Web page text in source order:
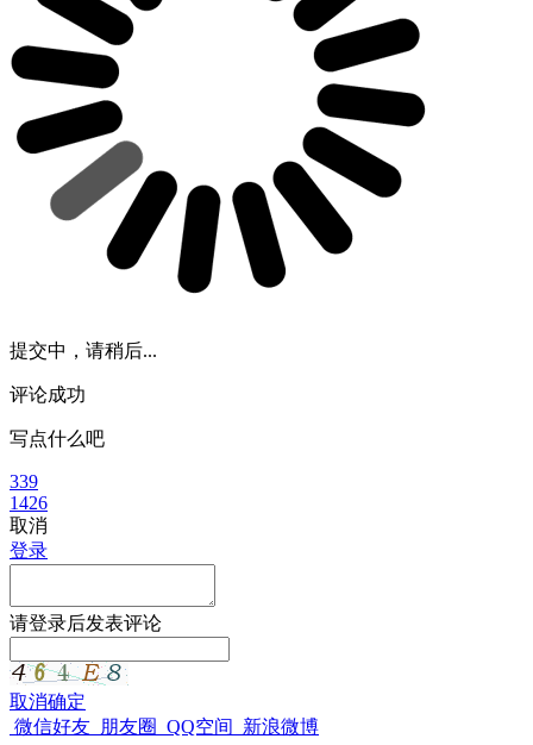
提交中，请稍后...
评论成功
写点什么吧
339
1426
取消
登录
请登录后发表评论
取消确定
微信好友 朋友圈 QQ空间 新浪微博